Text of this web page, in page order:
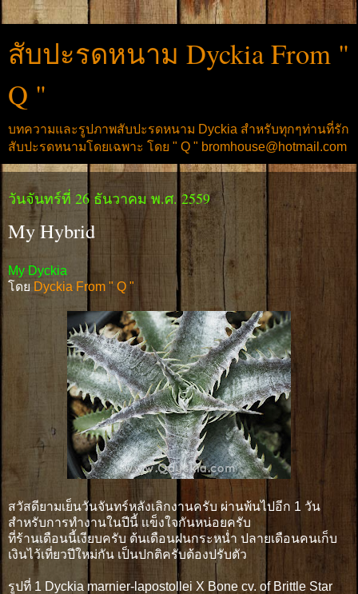
สับปะรดหนาม Dyckia From "
Q "
บทความและรูปภาพสับปะรดหนาม Dyckia สำหรับทุกๆท่านที่รัก
สับปะรดหนามโดยเฉพาะ โดย " Q " bromhouse@hotmail.com
วันจันทร์ที่ 26 ธันวาคม พ.ศ. 2559
My Hybrid
My Dyckia
โดย Dyckia From " Q "
สวัสดียามเย็นวันจันทร์หลังเลิกงานครับ ผ่านพ้นไปอีก 1 วัน
สำหรับการทำงานในปีนี้ เเข็งใจกันหน่อยครับ
ที่ร้านเดือนนี้เงียบครับ ต้นเดือนฝนกระหน่ำ ปลายเดือนคนเก็บ
เงินไว้เที่ยวปีใหม่กัน เป็นปกติครับต้องปรับตัว
รูปที่ 1 Dyckia marnier-lapostollei X Bone cv. of Brittle Star